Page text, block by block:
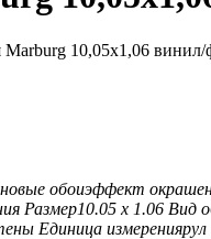
10,05x1,06 винил/
обоиэффект
Размер10.05 х 1.06 Вид
Единица измерениярул